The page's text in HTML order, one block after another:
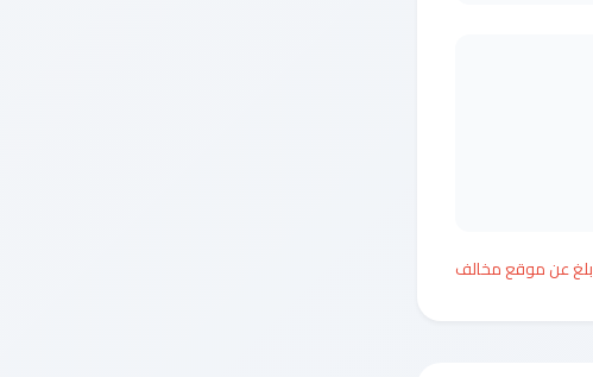
بلغ عن موقع مخالف